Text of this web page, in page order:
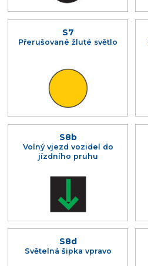
S7
Přerušované žluté světlo
S8b
Volný vjezd vozidel do
jízdního pruhu
S8d
Světelná šipka vpravo